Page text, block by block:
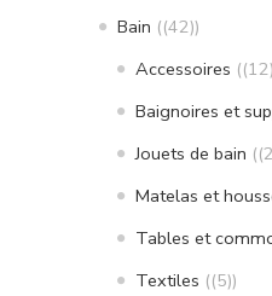
Bain (42)
Accessoires (12)
Baignoires et
Jouets de bain
Matelas et
Tables et
Textiles (5)